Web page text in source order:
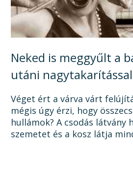
Neked is meggyűlt a
utáni
okát, és a megoldást!
Véget ért a várva várt
mégis úgy érzi, hogy
hullámok? A csodás látvány
szemetet és a kosz látja